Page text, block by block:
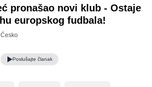
pronašao novi klub - Ostaje
europskog fudbala!
Poslušajte članak